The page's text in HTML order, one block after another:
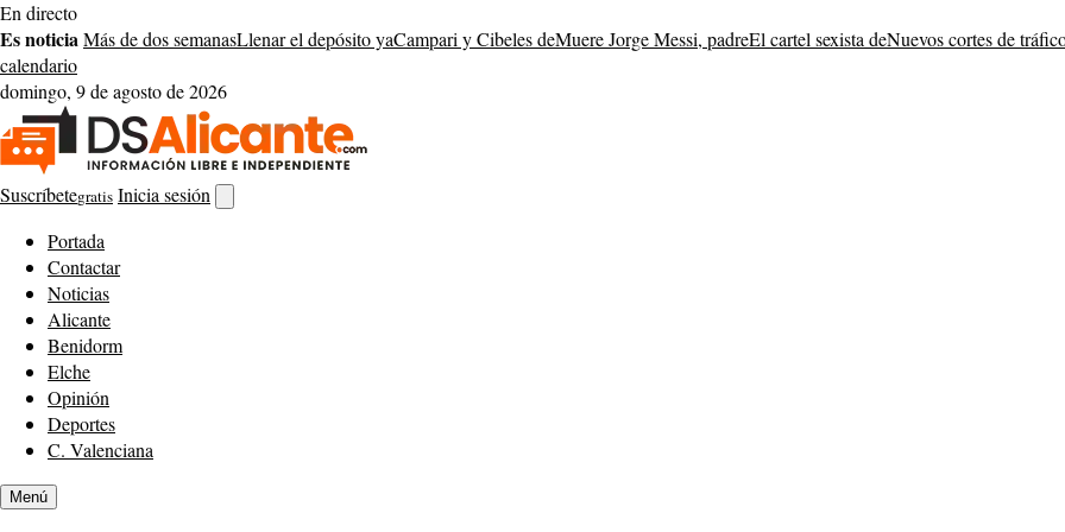
Saltar
al
contenido
En directo
Es noticiaMás de dos semanasLlenar el depósito yaCampari y Cibeles deMuere Jorge Messi, padreEl cartel sexista deNuevos cortes de
calendario
domingo, 9 de agosto de 2026
Suscríbetegratis Inicia sesión
buscador
Portada
Contactar
Noticias
Alicante
Benidorm
Elche
Opinión
Deportes
C. Valenciana
Menú